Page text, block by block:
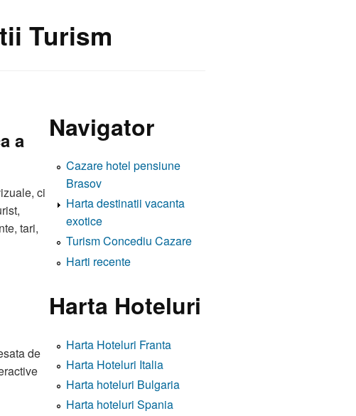
Turism
a
ci
tari,
de
Navigator
Cazare hotel pensiune
Brasov
Harta destinatii vacanta
exotice
Turism Concediu Cazare
Harti recente
Harta Hoteluri
Harta Hoteluri Franta
Harta Hoteluri Italia
Harta hoteluri Bulgaria
Harta hoteluri Spania